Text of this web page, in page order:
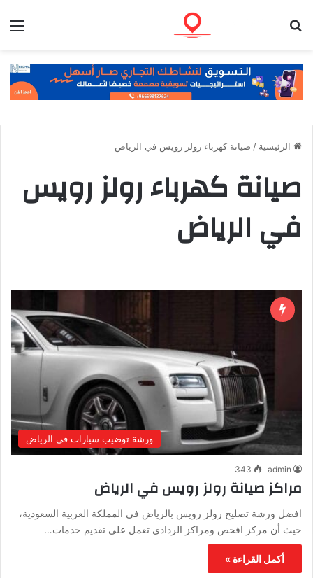
الرئيسية / صيانة كهرباء رولز رويس في الرياض
صيانة كهرباء رولز رويس
في الرياض
ورشة توضيب سيارات في الرياض
admin
343
مراكز صيانة رولز رويس في الرياض
افضل ورشة تصليح رولز رويس بالرياض في المملكة العربية السعودية،
حيث أن مركز افحص ومراكز الردادي تعمل على تقديم خدمات…
أكمل القراءة »